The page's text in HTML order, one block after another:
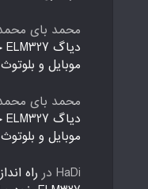
محمد بای
موبایل و بلوتوث
محمد بای
موبایل و بلوتوث
HaDi در راه